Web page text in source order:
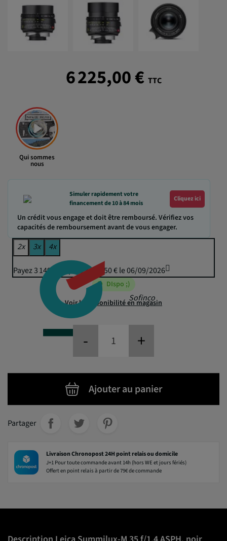
6 225,00 € TTC
Qui sommes
nous
Simuler rapidement votre
financement de 10 à 84 mois
Cliquez ici
Un crédit vous engage et doit être remboursé. Vérifiez vos
capacités de remboursement avant de vous engager.
Sofinco
2x 3x 4x
Payez 3 149,22 € puis 3 112,50 € le 06/09/2026
DIspo ;)
Voir la disponibilité en magasin
- +
Ajouter au panier
Partager
Livraison Chronopost 24H point relais ou domicile
J+1 Pour toute commande avant 14h (hors WE et jours fériés)
Offert en point relais à partir de 79€ de commande